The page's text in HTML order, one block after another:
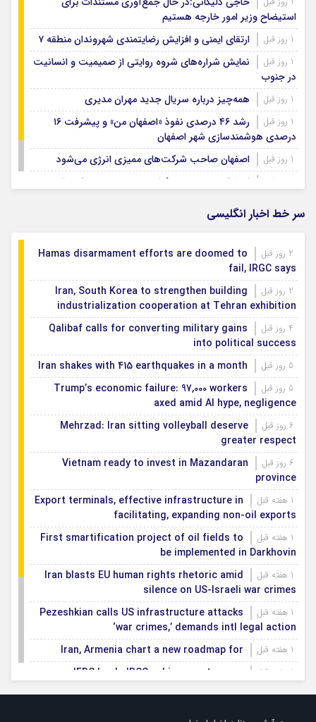
استیضاح وزیر امور خارجه هستیم
ارتقای ایمنی و افزایش رضایتمندی شهروندان منطقه ۷
نمایش شراره‌های شروه روایتی از صمیمیت و انسانیت
در جنوب
همه‌چیز درباره سریال جدید مهران مدیری
رشد ۴۶ درصدی نفوذ «اصفهان من» و پیشرفت ۱۶
درصدی هوشمندسازی شهر اصفهان
اصفهان صاحب شرکت‌های ممیزی انرژی می‌شود
اصفهان رتبه نخست کشور در توسعه و حمایت از
سر خط اخبار انگلیسی
Hamas disarmament efforts are doomed to
fail, IRGC says
Iran, South Korea to strengthen building
industrialization cooperation at Tehran exhibition
Qalibaf calls for converting military gains
into political success
Iran shakes with 415 earthquakes in a month
Trump’s economic failure: 97,000 workers
axed amid AI hype, negligence
Mehrzad: Iran sitting volleyball deserve
greater respect
Vietnam ready to invest in Mazandaran
province
Export terminals, effective infrastructure in
facilitating, expanding non-oil exports
First smartification project of oil fields to
be implemented in Darkhovin
Iran blasts EU human rights rhetoric amid
silence on US-Israeli war crimes
Pezeshkian calls US infrastructure attacks
‘war crimes,’ demands intl legal action
Iran, Armenia chart a new roadmap for
IFRC lauds IRCS achievements, says